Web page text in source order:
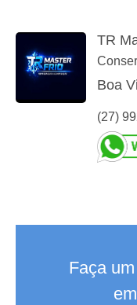
TR
Boa
(27)
Faça